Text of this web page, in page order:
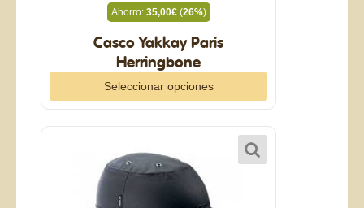
Ahorro: 35,00€(26%)
Casco Yakkay Paris
Herringbone
Seleccionar opciones